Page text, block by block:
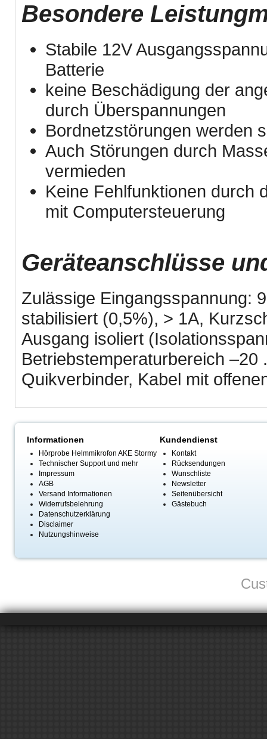
Besondere
Stabile 12V
Batterie
keine Beschädigung der
durch Überspannungen
Bordnetzstörungen werden
Auch Störungen durch
vermieden
Keine Fehlfunktionen durch
mit Computersteuerung
Geräteanschlüsse
Zulässige Eingangsspannung:
stabilisiert (0,5%), > 1A,
Ausgang isoliert
Betriebstemperaturbereich
Quikverbinder, Kabel mit
Informationen
Hörprobe Helmmikrofon AKE Stormy
Technischer Support und mehr
Impressum
AGB
Versand Informationen
Widerrufsbelehrung
Datenschutzerklärung
Disclaimer
Nutzungshinweise
Kundendienst
Kontakt
Rücksendungen
Wunschliste
Newsletter
Seitenübersicht
Gästebuch